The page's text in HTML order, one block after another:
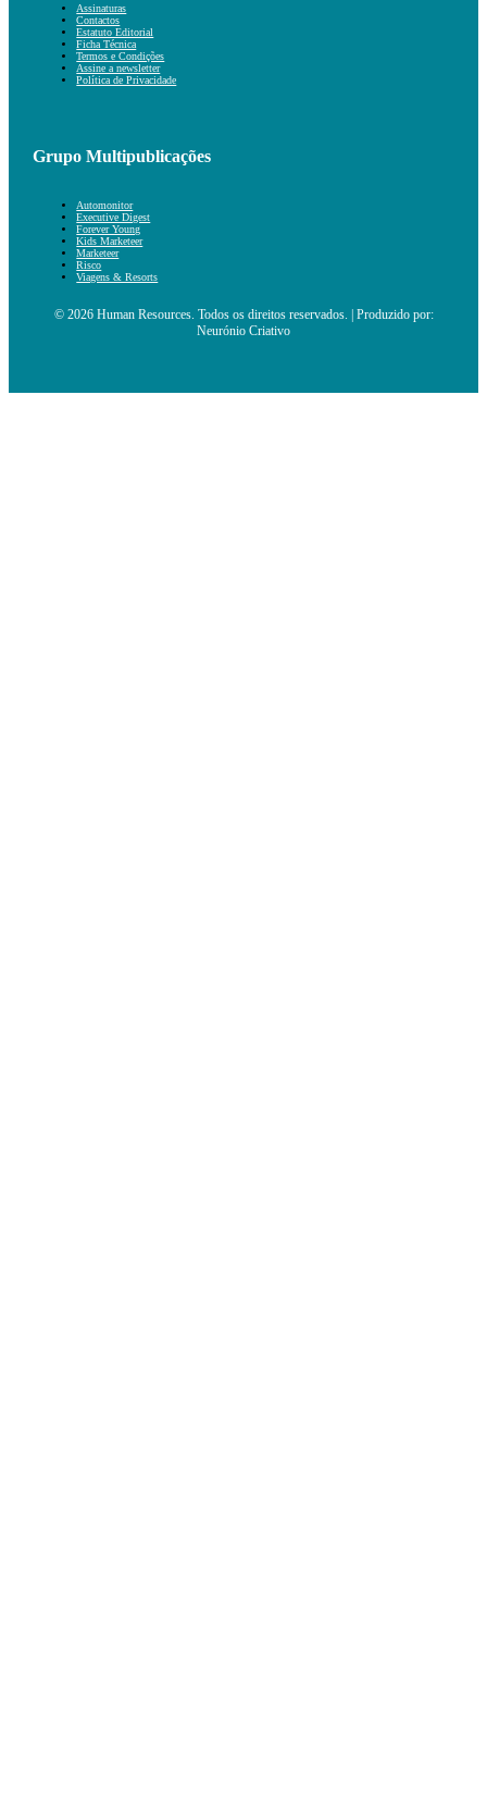
Assinaturas
Contactos
Estatuto Editorial
Ficha Técnica
Termos e Condições
Assine a newsletter
Política de Privacidade
Grupo Multipublicações
Automonitor
Executive Digest
Forever Young
Kids Marketeer
Marketeer
Risco
Viagens & Resorts
© 2026 Human Resources. Todos os direitos reservados. | Produzido por:
Neurónio Criativo